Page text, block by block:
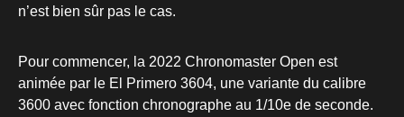
n’est bien sûr pas le cas.
Pour commencer, la 2022 Chronomaster Open est
animée par le El Primero 3604, une variante du calibre
3600 avec fonction chronographe au 1/10e de seconde.